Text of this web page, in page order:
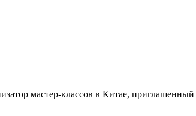
мастер-классов в Китае,